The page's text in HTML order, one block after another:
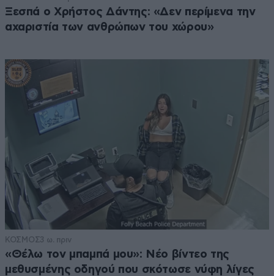
Ξεσπά ο Χρήστος Δάντης: «Δεν περίμενα την
αχαριστία των ανθρώπων του χώρου»
ΚΟΣΜΟΣ3 ω. πριν
«Θέλω τον μπαμπά μου»: Νέο βίντεο της
μεθυσμένης οδηγού που σκότωσε νύφη λίγες